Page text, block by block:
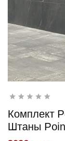
Комплект
Штаны